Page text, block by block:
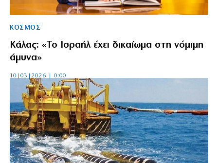
ΚΟΣΜΟΣ
Κάλας: «Το Ισραήλ έχει δικαίωμα στη νόμιμη
άμυνα»
10|03|2026 | 0:00